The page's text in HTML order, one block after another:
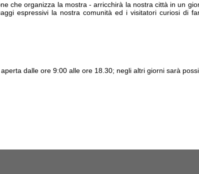
che organizza la mostra - arricchirà la nostra città in un
espressivi la nostra comunità ed i visitatori curiosi di
dalle ore 9:00 alle ore 18.30; negli altri giorni sarà